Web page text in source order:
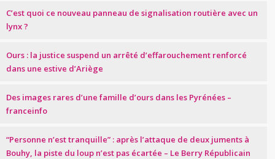
C’est quoi ce nouveau panneau de signalisation routière avec un
lynx ?
Ours : la justice suspend un arrêté d’effarouchement renforcé
dans une estive d’Ariège
Des images rares d’une famille d’ours dans les Pyrénées –
franceinfo
“Personne n’est tranquille” : après l’attaque de deux juments à
Bouhy, la piste du loup n’est pas écartée – Le Berry Républicain